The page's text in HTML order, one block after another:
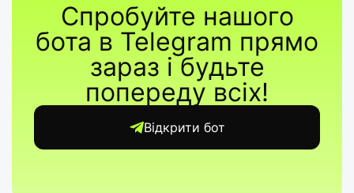
Спробуйте нашого
бота в Telegram прямо
зараз і будьте
попереду всіх!
Відкрити бот